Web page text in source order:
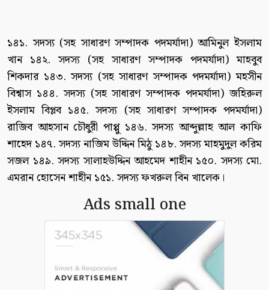
১৪১. সদস্য (সহ সাধারণ সম্পাদক পদমর্যাদা) আমিনুল ইসলাম
খান ১৪২. সদস্য (সহ সাধারণ সম্পাদক পদমর্যাদা) মাহবুব
শিকদার ১৪৩. সদস্য (সহ সাধারণ সম্পাদক পদমর্যাদা) মহসীন
বিশ্বাস ১৪৪. সদস্য (সহ সাধারণ সম্পাদক পদমর্যাদা) জহিরুল
ইসলাম বিপ্লব ১৪৫. সদস্য (সহ সাধারণ সম্পাদক পদমর্যাদা)
রাজিব আহসান চৌধুরী পাপ্পু ১৪৬. সদস্য আব্দুল্লাহ আল কাফি
শাহেদ ১৪৭. সদস্য নাজিম উদ্দিন মিঠু ১৪৮. সদস্য মাহমুদুল করিম
সজল ১৪৯. সদস্য সালাহউদ্দিন আহমেদ শাহীন ১৫০. সদস্য মো.
এমরান হোসেন শাহীন ১৫১. সদস্য ফখরুল বিন খালেক।
Ads small one